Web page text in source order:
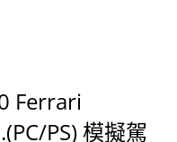
Ferrari
PS) 模擬駕